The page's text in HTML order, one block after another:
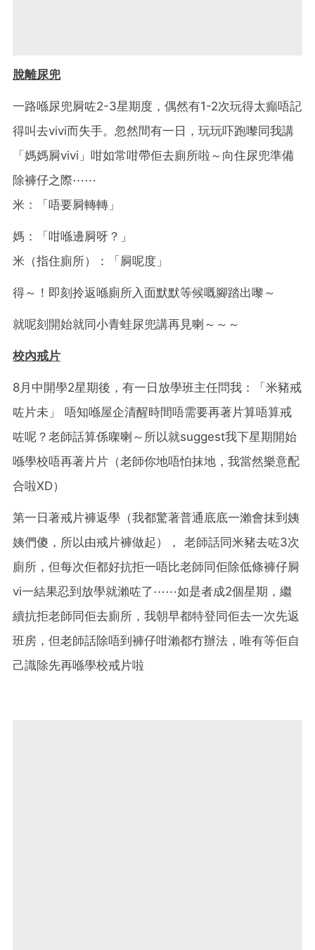
脫離尿兜
一路喺尿兜屙咗2-3星期度，偶然有1-2次玩得太癲唔記
得叫去vivi而失手。忽然間有一日，玩玩吓跑嚟同我講
「媽媽屙vivi」咁如常咁帶佢去廁所啦～向住尿兜準備
除褲仔之際⋯⋯
米：「唔要屙轉轉」
媽：「咁喺邊屙呀？」
米（指住廁所）：「屙呢度」
得～！即刻拎返喺廁所入面默默等候嘅腳踏出嚟～
就呢刻開始就同小青蛙尿兜講再見喇～～～
校內戒片
8月中開學2星期後，有一日放學班主任問我：「米豬戒
咗片未」 唔知喺屋企清醒時間唔需要再著片算唔算戒
咗呢？老師話算係㗎喇～所以就suggest我下星期開始
喺學校唔再著片片（老師你地唔怕抹地，我當然樂意配
合啦XD）
第一日著戒片褲返學（我都驚著普通底底一瀨會抹到姨
姨們傻，所以由戒片褲做起）， 老師話同米豬去咗3次
廁所，但每次佢都好抗拒一唔比老師同佢除低條褲仔屙
vi一結果忍到放學就瀨咗了⋯⋯如是者成2個星期，繼
續抗拒老師同佢去廁所，我朝早都特登同佢去一次先返
班房，但老師話除唔到褲仔咁瀨都冇辦法，唯有等佢自
己識除先再喺學校戒片啦